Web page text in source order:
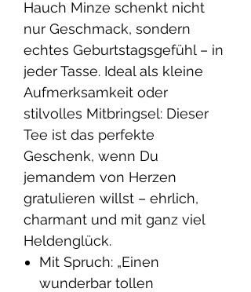
Hauch Minze schenkt nicht
nur Geschmack, sondern
echtes Geburtstagsgefühl – in
jeder Tasse. Ideal als kleine
Aufmerksamkeit oder
stilvolles Mitbringsel: Dieser
Tee ist das perfekte
Geschenk, wenn Du
jemandem von Herzen
gratulieren willst – ehrlich,
charmant und mit ganz viel
Heldenglück.
Mit Spruch: „Einen
wunderbar tollen